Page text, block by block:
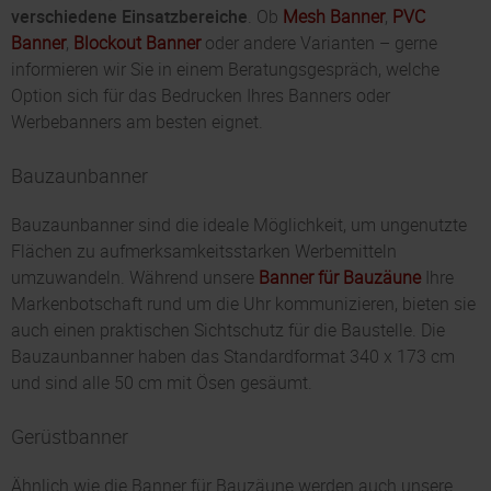
verschiedene Einsatzbereiche. Ob Mesh Banner, PVC
Banner, Blockout Banneroder andere Varianten – gerne
informieren wir Sie in einem Beratungsgespräch, welche
Option sich für das Bedrucken Ihres Banners oder
Werbebanners am besten eignet.
Bauzaunbanner
Bauzaunbanner sind die ideale Möglichkeit, um ungenutzte
Flächen zu aufmerksamkeitsstarken Werbemitteln
umzuwandeln. Während unsere Banner für Bauzäune Ihre
Markenbotschaft rund um die Uhr kommunizieren, bieten sie
auch einen praktischen Sichtschutz für die Baustelle. Die
Bauzaunbanner haben das Standardformat 340 x 173 cm
und sind alle 50 cm mit Ösen gesäumt.
Gerüstbanner
Ähnlich wie die Banner für Bauzäune werden auch unsere